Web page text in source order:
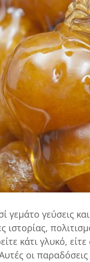
γεμάτο γεύσεις
ιστορίας,
κάτι γλυκό,
οι